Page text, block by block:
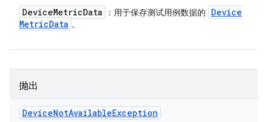
DeviceMetricData ：用于保存测试用例数据的
Device
MetricData 。
抛出
DeviceNotAvailableException